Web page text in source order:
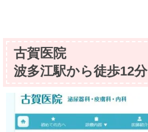
古賀医院
波多江駅から徒歩12分